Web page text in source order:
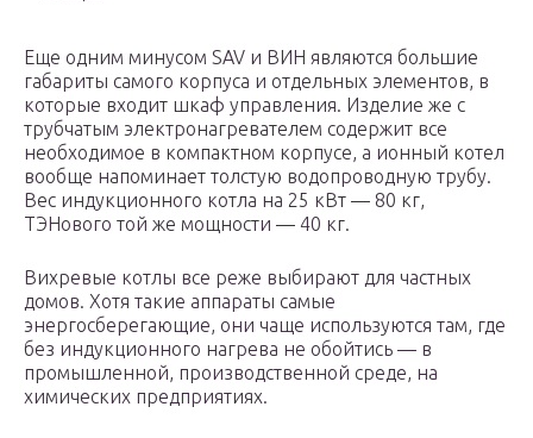
Еще одним минусом SAV и ВИН являются большие
габариты самого корпуса и отдельных элементов, в
которые входит шкаф управления. Изделие же с
трубчатым электронагревателем содержит все
необходимое в компактном корпусе, а ионный котел
вообще напоминает толстую водопроводную трубу.
Вес индукционного котла на 25 кВт — 80 кг,
ТЭНового той же мощности — 40 кг.
Вихревые котлы все реже выбирают для частных
домов. Хотя такие аппараты самые
энергосберегающие, они чаще используются там, где
без индукционного нагрева не обойтись — в
промышленной, производственной среде, на
химических предприятиях.